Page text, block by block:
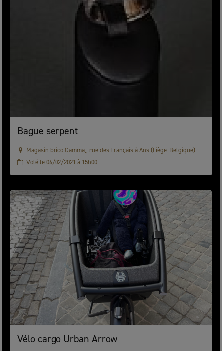
Bague serpent
Magasin brico Gamma,, rue des Français à Ans (Liège, Belgique)
Volé le 06/02/2021 à 15h00
Vélo cargo Urban Arrow